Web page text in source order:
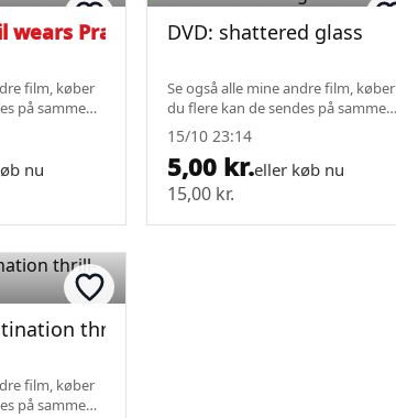
wears Prada
film, køber
på samme
nu
DVD: shattered glass
Se også alle mine andre film, køber
du flere kan de sendes på samme
fragt.
15/10 23:14
5,00 kr.eller køb nu
15,00 kr.
thrill-ogy
film, køber
på samme